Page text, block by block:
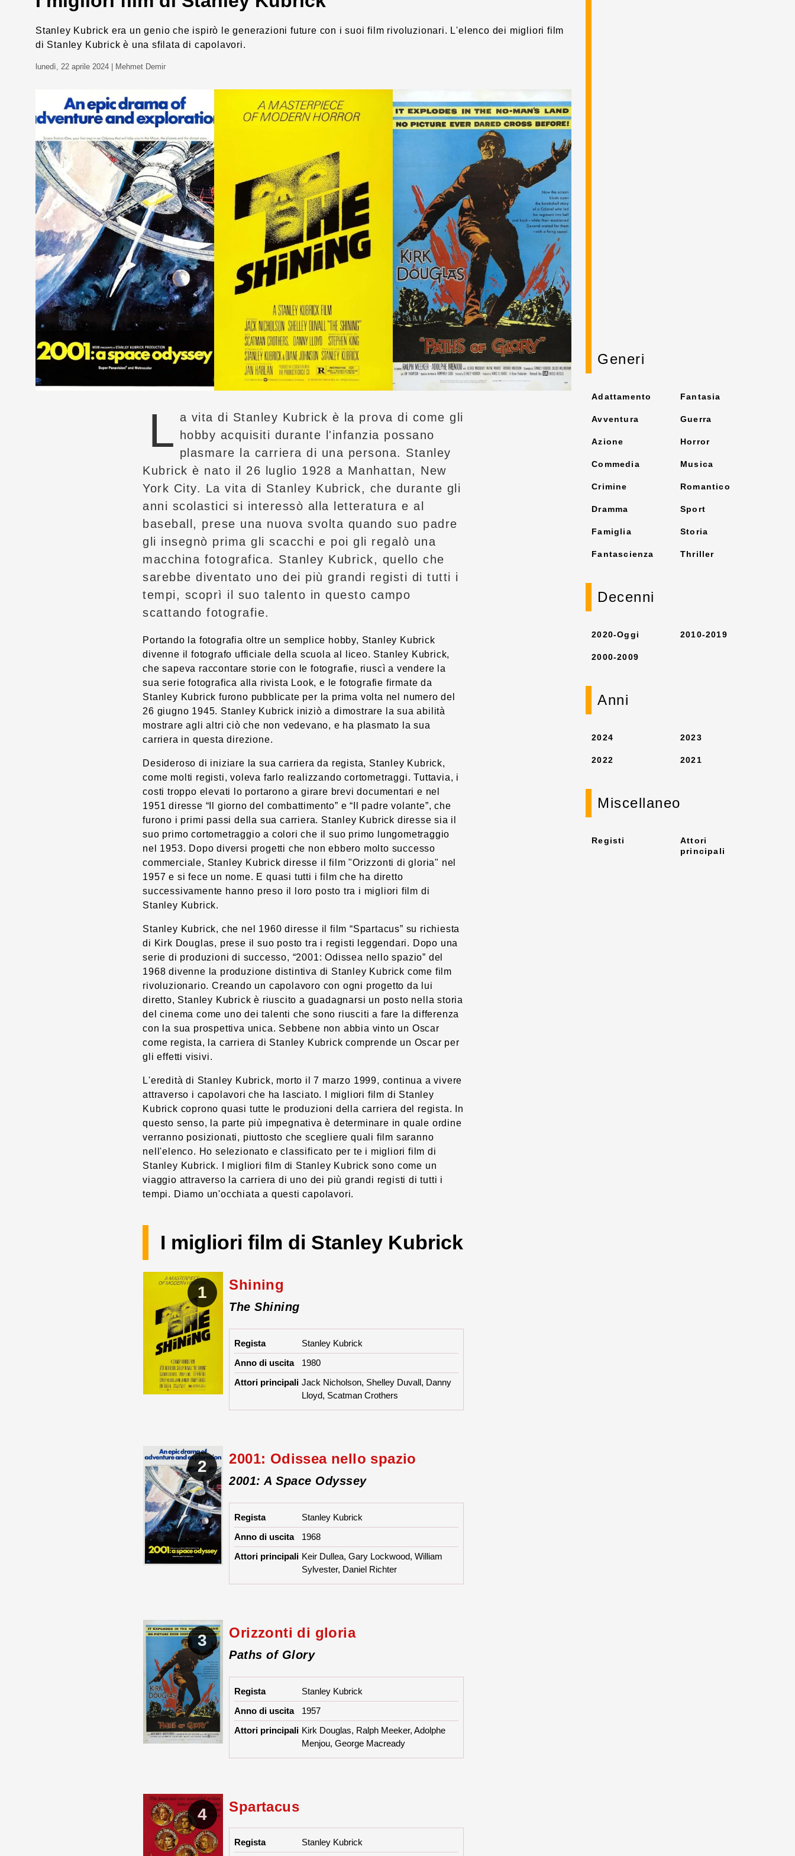
Stanley Kubrick era un genio che ispirò le generazioni future con i suoi film rivoluzionari. L'elenco dei migliori film
di Stanley Kubrick è una sfilata di capolavori.
lunedì, 22 aprile 2024 | Mehmet Demir
L a vita di Stanley Kubrick è la prova di come gli
hobby acquisiti durante l'infanzia possano
plasmare la carriera di una persona. Stanley
Kubrick è nato il 26 luglio 1928 a Manhattan, New
York City. La vita di Stanley Kubrick, che durante gli
anni scolastici si interessò alla letteratura e al
baseball, prese una nuova svolta quando suo padre
gli insegnò prima gli scacchi e poi gli regalò una
macchina fotografica. Stanley Kubrick, quello che
sarebbe diventato uno dei più grandi registi di tutti i
tempi, scoprì il suo talento in questo campo
scattando fotografie.
Portando la fotografia oltre un semplice hobby, Stanley Kubrick
divenne il fotografo ufficiale della scuola al liceo. Stanley Kubrick,
che sapeva raccontare storie con le fotografie, riuscì a vendere la
sua serie fotografica alla rivista Look, e le fotografie firmate da
Stanley Kubrick furono pubblicate per la prima volta nel numero del
26 giugno 1945. Stanley Kubrick iniziò a dimostrare la sua abilità
mostrare agli altri ciò che non vedevano, e ha plasmato la sua
carriera in questa direzione.
Desideroso di iniziare la sua carriera da regista, Stanley Kubrick,
come molti registi, voleva farlo realizzando cortometraggi. Tuttavia, i
costi troppo elevati lo portarono a girare brevi documentari e nel
1951 diresse “Il giorno del combattimento” e “Il padre volante”, che
furono i primi passi della sua carriera. Stanley Kubrick diresse sia il
suo primo cortometraggio a colori che il suo primo lungometraggio
nel 1953. Dopo diversi progetti che non ebbero molto successo
commerciale, Stanley Kubrick diresse il film "Orizzonti di gloria" nel
1957 e si fece un nome. E quasi tutti i film che ha diretto
successivamente hanno preso il loro posto tra i migliori film di
Stanley Kubrick.
Stanley Kubrick, che nel 1960 diresse il film “Spartacus” su richiesta
di Kirk Douglas, prese il suo posto tra i registi leggendari. Dopo una
serie di produzioni di successo, “2001: Odissea nello spazio” del
1968 divenne la produzione distintiva di Stanley Kubrick come film
rivoluzionario. Creando un capolavoro con ogni progetto da lui
diretto, Stanley Kubrick è riuscito a guadagnarsi un posto nella storia
del cinema come uno dei talenti che sono riusciti a fare la differenza
con la sua prospettiva unica. Sebbene non abbia vinto un Oscar
come regista, la carriera di Stanley Kubrick comprende un Oscar per
gli effetti visivi.
L'eredità di Stanley Kubrick, morto il 7 marzo 1999, continua a vivere
attraverso i capolavori che ha lasciato. I migliori film di Stanley
Kubrick coprono quasi tutte le produzioni della carriera del regista. In
questo senso, la parte più impegnativa è determinare in quale ordine
verranno posizionati, piuttosto che scegliere quali film saranno
nell'elenco. Ho selezionato e classificato per te i migliori film di
Stanley Kubrick. I migliori film di Stanley Kubrick sono come un
viaggio attraverso la carriera di uno dei più grandi registi di tutti i
tempi. Diamo un'occhiata a questi capolavori.
I migliori film di Stanley Kubrick
1 Shining
The Shining
Regista
Stanley Kubrick
Anno di uscita
1980
Attori principali Jack Nicholson, Shelley Duvall, Danny
Lloyd, Scatman Crothers
2 2001: Odissea nello spazio
2001: A Space Odyssey
Regista
Stanley Kubrick
Anno di uscita
1968
Attori principali Keir Dullea, Gary Lockwood, William
Sylvester, Daniel Richter
3 Orizzonti di gloria
Paths of Glory
Regista
Stanley Kubrick
Anno di uscita
1957
Attori principali Kirk Douglas, Ralph Meeker, Adolphe
Menjou, George Macready
4 Spartacus
Regista Stanley Kubrick
Generi
Adattamento
Avventura
Azione
Commedia
Crimine
Dramma
Famiglia
Fantascienza
Fantasia
Guerra
Horror
Musica
Romantico
Sport
Storia
Thriller
Decenni
2020-Oggi
2000-2009
2010-2019
Anni
2024
2022
2023
2021
Miscellaneo
Registi
Attori
principali